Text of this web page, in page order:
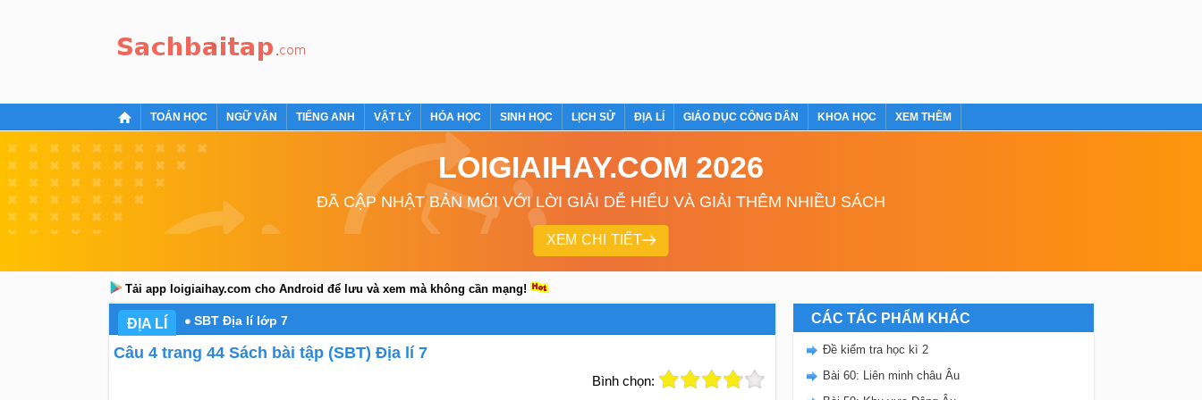
TOÁN HỌC NGỮ VĂN TIẾNG ANH VẬT LÝ HÓA HỌC SINH HỌC LỊCH SỬ ĐỊA LÍ GIÁO DỤC CÔNG DÂN KHOA HỌC XEM THÊM
LOIGIAIHAY.COM 2026
ĐÃ CẬP NHẬT BẢN MỚI VỚI LỜI GIẢI DỄ HIỂU VÀ GIẢI THÊM NHIỀU SÁCH
XEM CHI TIẾT
Tải app loigiaihay.com cho Android để lưu và xem mà không cần mạng!
ĐỊA LÍ SBT Địa lí lớp 7
Câu 4 trang 44 Sách bài tập (SBT) Địa lí 7
Bình chọn:
CÁC TÁC PHẨM KHÁC
Đề kiểm tra học kì 2
Bài 60: Liên minh châu Âu